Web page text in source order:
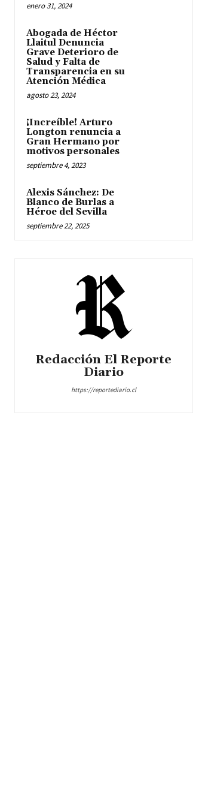
enero 31, 2024
Abogada de Héctor
Llaitul Denuncia
Grave Deterioro de
Salud y Falta de
Transparencia en su
Atención Médica
agosto 23, 2024
¡Increíble! Arturo
Longton renuncia a
Gran Hermano por
motivos personales
septiembre 4, 2023
Alexis Sánchez: De
Blanco de Burlas a
Héroe del Sevilla
septiembre 22, 2025
Redacción El Reporte
Diario
https://reportediario.cl